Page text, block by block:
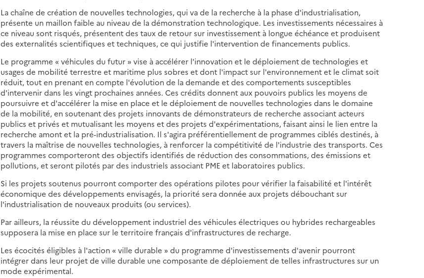
La chaîne de création de nouvelles technologies, qui va de la recherche à la phase d'industrialisation,
présente un maillon faible au niveau de la démonstration technologique. Les investissements nécessaires à
ce niveau sont risqués, présentent des taux de retour sur investissement à longue échéance et produisent
des externalités scientifiques et techniques, ce qui justifie l'intervention de financements publics.
Le programme « véhicules du futur » vise à accélérer l'innovation et le déploiement de technologies et
usages de mobilité terrestre et maritime plus sobres et dont l'impact sur l'environnement et le climat soit
réduit, tout en prenant en compte l'évolution de la demande et des comportements susceptibles
d'intervenir dans les vingt prochaines années. Ces crédits donnent aux pouvoirs publics les moyens de
poursuivre et d'accélérer la mise en place et le déploiement de nouvelles technologies dans le domaine
de la mobilité, en soutenant des projets innovants de démonstrateurs de recherche associant acteurs
publics et privés et mutualisant les moyens et des projets d'expérimentations, faisant ainsi le lien entre la
recherche amont et la pré-industrialisation. Il s'agira préférentiellement de programmes ciblés destinés, à
travers la maîtrise de nouvelles technologies, à renforcer la compétitivité de l'industrie des transports. Ces
programmes comporteront des objectifs identifiés de réduction des consommations, des émissions et
pollutions, et seront pilotés par des industriels associant PME et laboratoires publics.
Si les projets soutenus pourront comporter des opérations pilotes pour vérifier la faisabilité et l'intérêt
économique des développements envisagés, la priorité sera donnée aux projets débouchant sur
l'industrialisation de nouveaux produits (ou services).
Par ailleurs, la réussite du développement industriel des véhicules électriques ou hybrides rechargeables
supposera la mise en place sur le territoire français d'infrastructures de recharge.
Les écocités éligibles à l'action « ville durable » du programme d'investissements d'avenir pourront
intégrer dans leur projet de ville durable une composante de déploiement de telles infrastructures sur un
mode expérimental.